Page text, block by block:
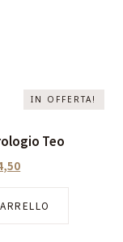
IN OFFERTA!
Teo